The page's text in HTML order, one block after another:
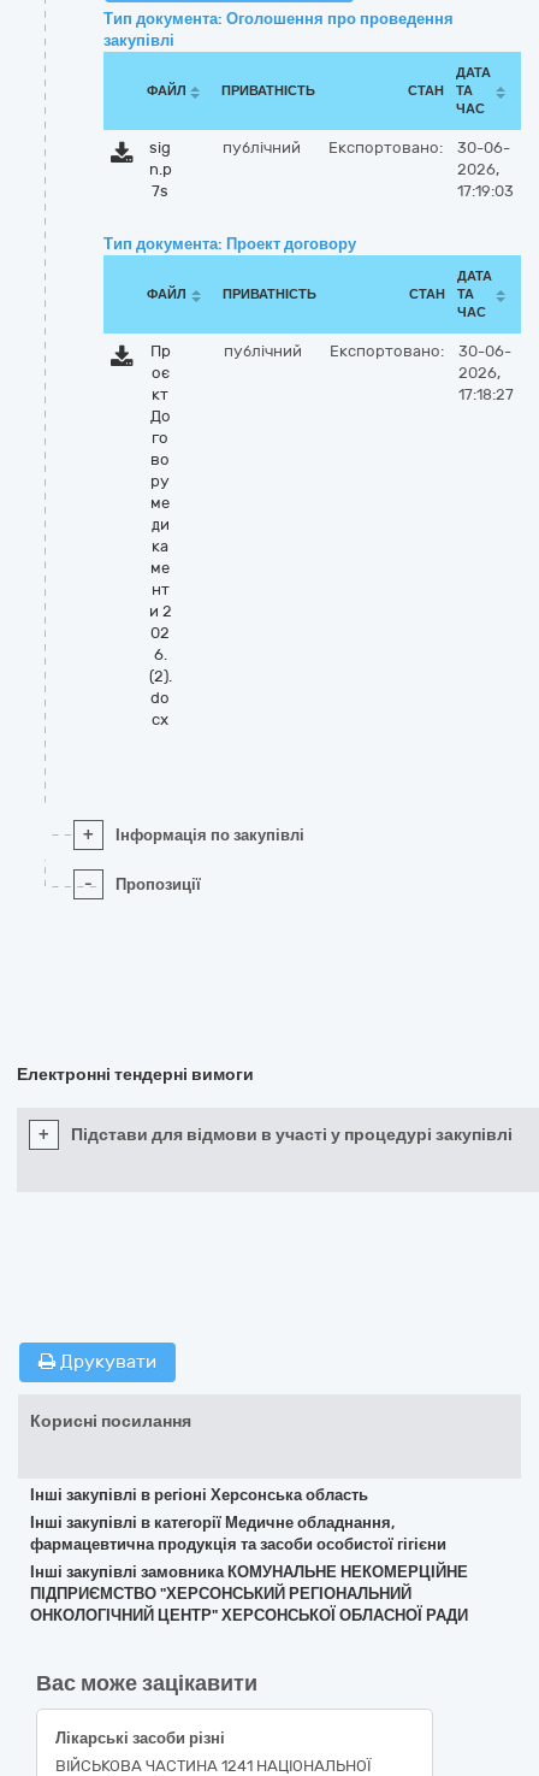
Тип документа: Оголошення про проведення
закупівлі
ФАЙЛ ПРИВАТНІСТЬ СТАН
ДАТА
ТА
ЧАС
sig
n.p
7s
публічний Експортовано:
30-06-
2026,
17:19:03
Тип документа: Проект договору
ФАЙЛ ПРИВАТНІСТЬ СТАН
ДАТА
ТА
ЧАС
Пр
оє
кт
До
го
во
ру
ме
ди
ка
ме
нт
и 2
02
6.
(2).
do
cx
публічний Експортовано:
30-06-
2026,
17:18:27
+ Інформація по закупівлі
- Пропозиції
Електронні тендерні вимоги
+ Підстави для відмови в участі у процедурі закупівлі
Друкувати
Корисні посилання
Інші закупівлі в регіоні Херсонська область
Інші закупівлі в категорії Медичне обладнання,
фармацевтична продукція та засоби особистої гігієни
Інші закупівлі замовника КОМУНАЛЬНЕ НЕКОМЕРЦІЙНЕ
ПІДПРИЄМСТВО "ХЕРСОНСЬКИЙ РЕГІОНАЛЬНИЙ
ОНКОЛОГІЧНИЙ ЦЕНТР" ХЕРСОНСЬКОЇ ОБЛАСНОЇ РАДИ
Вас може зацікавити
Лікарські засоби різні
ВІЙСЬКОВА ЧАСТИНА 1241 НАЦІОНАЛЬНОЇ